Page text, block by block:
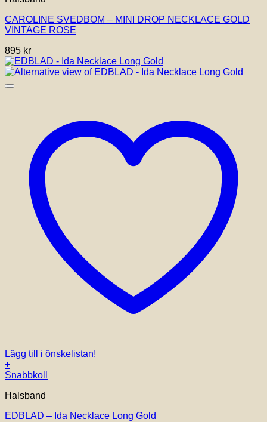
CAROLINE SVEDBOM – MINI DROP NECKLACE GOLD
VINTAGE ROSE
895 kr
Lägg till i önskelistan!
+
Snabbkoll
Halsband
EDBLAD – Ida Necklace Long Gold